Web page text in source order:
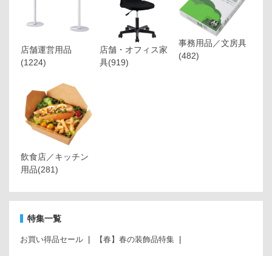
店舗運営用品
(1224)
店舗・オフィス家
具(919)
事務用品／文房具
(482)
飲食店／キッチン
用品(281)
特集一覧
お買い得品セール 【春】春の装飾品特集